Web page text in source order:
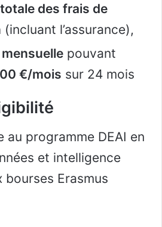
des frais de
(incluant l’assurance),
pouvant
€/mois sur 24 mois
au programme DEAI en
et intelligence
Erasmus